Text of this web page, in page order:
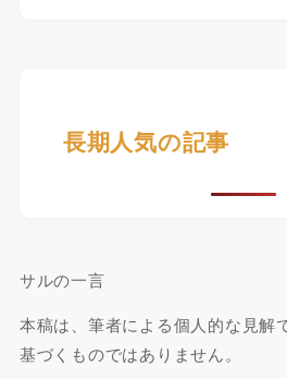
長期人気の記事
サルの一言
本稿は、筆者による個人的な見解
基づくものではありません。